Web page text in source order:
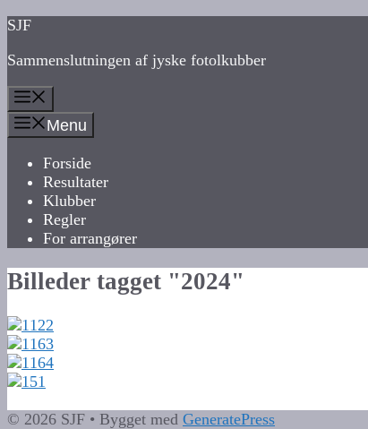
Hop
indhold
SJF
Sammenslutningen af jyske fotolkubber
Menu
Forside
Resultater
Klubber
Regler
For arrangører
Billeder tagget "2024"
© 2026 SJF • Bygget med GeneratePress